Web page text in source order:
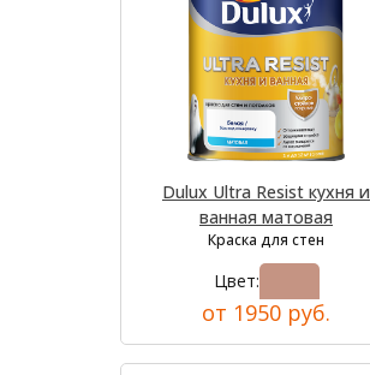
Dulux Ultra Resist кухня и
ванная матовая
Краска для стен
Цвет:
от 1950 руб.